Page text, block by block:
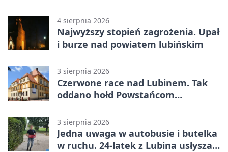
4 sierpnia 2026
Najwyższy stopień zagrożenia. Upał
i burze nad powiatem lubińskim
3 sierpnia 2026
Czerwone race nad Lubinem. Tak
oddano hołd Powstańcom
3 sierpnia 2026
Jedna uwaga w autobusie i butelka
w ruchu. 24-latek z Lubina usłyszał